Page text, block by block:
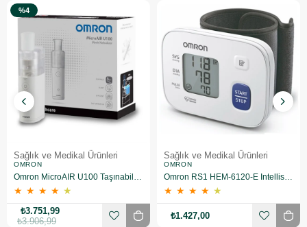
Sağlık ve Medikal Ürünleri
OMRON
★ ★ ★ ★ ★
%4
₺3.751,99
₺3.906,99
Sağlık ve Medikal Ürünleri
OMRON
★ ★ ★ ★ ★
₺1.427,00